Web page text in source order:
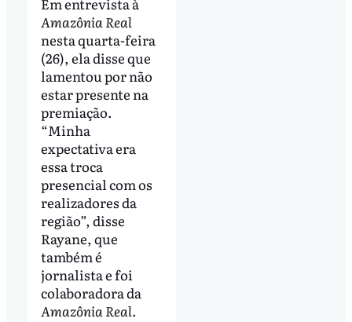
Amazônia Real
nesta quarta-feira
(26), ela disse que
lamentou por não
estar presente na
premiação.
“Minha
expectativa era
essa troca
presencial com os
realizadores da
região”, disse
Rayane, que
também é
jornalista e foi
colaboradora da
Amazônia Real.